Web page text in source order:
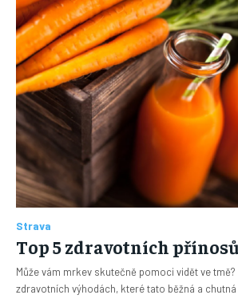
Strava
Top 5 zdravotních
Může vám mrkev skutečně pomoci vidět ve
zdravotních výhodách, které tato běžná a chutná